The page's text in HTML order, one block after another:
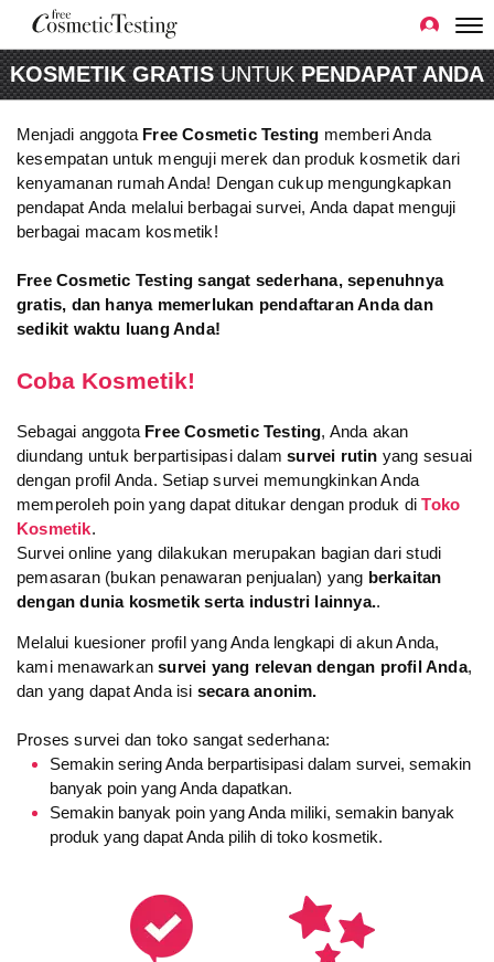
KOSMETIK GRATISUNTUKPENDAPAT ANDA
Menjadi anggota Free Cosmetic Testing memberi Anda
kesempatan untuk menguji merek dan produk kosmetik dari
kenyamanan rumah Anda! Dengan cukup mengungkapkan
pendapat Anda melalui berbagai survei, Anda dapat menguji
berbagai macam kosmetik!
Free Cosmetic Testing sangat sederhana, sepenuhnya
gratis, dan hanya memerlukan pendaftaran Anda dan
sedikit waktu luang Anda!
Coba Kosmetik!
Sebagai anggota Free Cosmetic Testing, Anda akan
diundang untuk berpartisipasi dalamsurvei rutin yang sesuai
dengan profil Anda. Setiap survei memungkinkan Anda
memperoleh poin yang dapat ditukar dengan produk diToko
Kosmetik.
Survei online yang dilakukan merupakan bagian dari studi
pemasaran (bukan penawaran penjualan) yang berkaitan
dengan dunia kosmetik serta industri lainnya..
Melalui kuesioner profil yang Anda lengkapi di akun Anda,
kami menawarkansurvei yang relevan dengan profil Anda,
dan yang dapat Anda isi secara anonim.
Proses survei dan toko sangat sederhana:
Semakin sering Anda berpartisipasi dalam survei, semakin
banyak poin yang Anda dapatkan.
Semakin banyak poin yang Anda miliki, semakin banyak
produk yang dapat Anda pilih di toko kosmetik.